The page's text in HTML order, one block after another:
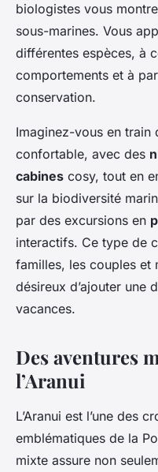
biologistes vous
sous-marines. Vous
différentes espèces, à
comportements et à
conservation.
Imaginez-vous en train
confortable, avec des
cabines cosy, tout en
sur la biodiversité
par des excursions en
interactifs. Ce type de
familles, les couples et
désireux d’ajouter une
vacances.
Des aventures
l’Aranui
L’Aranui est l’une des
emblématiques de la
mixte assure non